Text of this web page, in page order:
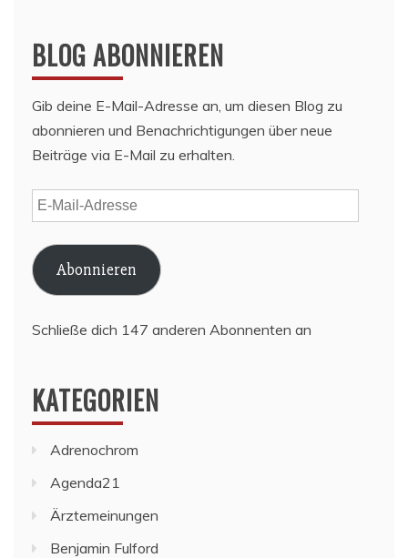
BLOG ABONNIEREN
Gib deine E-Mail-Adresse an, um diesen Blog zu
abonnieren und Benachrichtigungen über neue
Beiträge via E-Mail zu erhalten.
E-
Mail-
Adresse
Abonnieren
Schließe dich 147 anderen Abonnenten an
KATEGORIEN
Adrenochrom
Agenda21
Ärztemeinungen
Benjamin Fulford